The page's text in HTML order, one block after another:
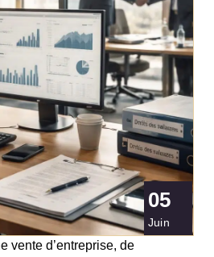
05
Juin
vente d’entreprise, de